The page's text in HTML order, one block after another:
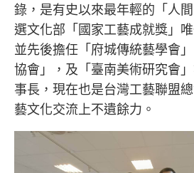
錄，是有史以來最年輕的「人
選文化部「國家工藝成就獎」
並先後擔任「府城傳統藝學會
協會」，及「臺南美術研究會
事長，現在也是台灣工藝聯盟
藝文化交流上不遺餘力。